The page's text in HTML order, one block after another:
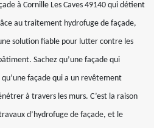
à Cornille Les Caves 49140 qui détient
au traitement hydrofuge de façade,
solution fiable pour lutter contre les
Sachez qu’une façade qui
façade qui a un revêtement
à travers les murs. C’est la raison
d’hydrofuge de façade, et le